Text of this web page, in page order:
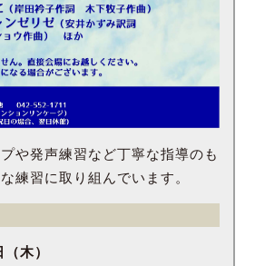
や発声練習など丁寧な指導のも
練習に取り組んでいます。
木）